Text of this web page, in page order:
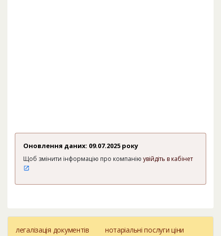
Оновлення даних: 09.07.2025 року
Щоб змінити інформацію про компанію увійдіть в кабінет
легалізація документів нотаріальні послуги ціни